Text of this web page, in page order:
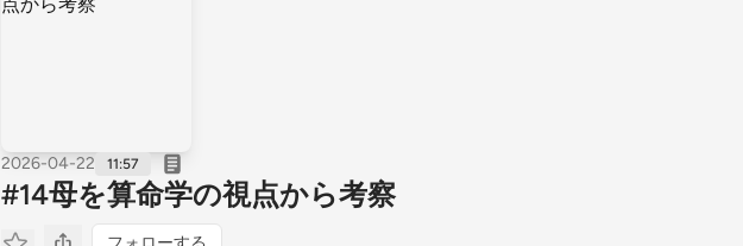
2026-04-22 11:57
#14母を算命学の視点から考察